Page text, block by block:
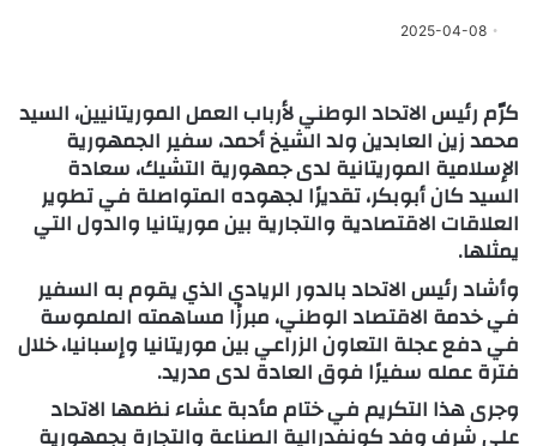
2025-04-08
كرّم رئيس الاتحاد الوطني لأرباب العمل الموريتانيين، السيد
محمد زين العابدين ولد الشيخ أحمد، سفير الجمهورية
الإسلامية الموريتانية لدى جمهورية التشيك، سعادة
السيد كان أبوبكر، تقديرًا لجهوده المتواصلة في تطوير
العلاقات الاقتصادية والتجارية بين موريتانيا والدول التي
يمثلها.
وأشاد رئيس الاتحاد بالدور الريادي الذي يقوم به السفير
في خدمة الاقتصاد الوطني، مبرزًا مساهمته الملموسة
في دفع عجلة التعاون الزراعي بين موريتانيا وإسبانيا، خلال
فترة عمله سفيرًا فوق العادة لدى مدريد.
وجرى هذا التكريم في ختام مأدبة عشاء نظمها الاتحاد
على شرف وفد كونفدرالية الصناعة والتجارة بجمهورية